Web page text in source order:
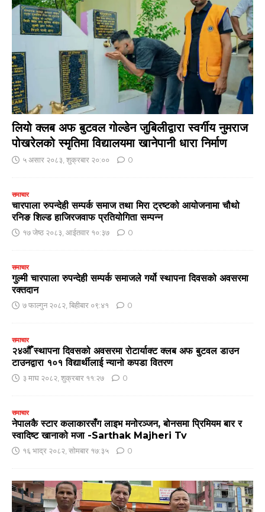
लियो क्लब अफ बुटवल गोल्डेन जुबिलीद्वारा स्वर्गीय नुमराज
पोखरेलको स्मृतिमा विद्यालयमा खानेपानी धारा निर्माण
५ असार २०८३, शुक्रबार २०:०० 0
समाचार
चारपाला रुपन्देही सम्पर्क समाज तथा मिरा ट्रष्टको आयोजनामा चौथो
रनिङ शिल्ड हाजिरजवाफ प्रतियोगिता सम्पन्न
१७ जेष्ठ २०८३, आईतवार १०:३७ 0
समाचार
गुल्मी चारपाला रुपन्देही सम्पर्क समाजले गर्यो स्थापना दिवसको अवसरमा
रक्तदान
७ फाल्गुन २०८२, बिहीबार ०९:४१ 0
समाचार
२४औँ स्थापना दिवसको अवसरमा रोटार्याक्ट क्लब अफ बुटवल डाउन
टाउनद्वारा १०१ विद्यार्थीलाई न्यानो कपडा वितरण
३ माघ २०८२, शुक्रबार ११:२७ 0
समाचार
नेपालकै स्टार कलाकारसँग लाइभ मनोरञ्जन, बोनसमा प्रिमियम बार र
स्वादिष्ट खानाको मजा -Sarthak Majheri Tv
१६ भाद्र २०८२, सोमबार १७:३५ 0